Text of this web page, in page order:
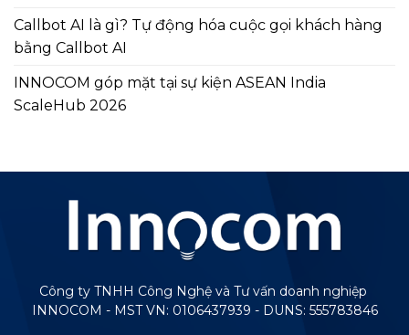
Callbot AI là gì? Tự động hóa cuộc gọi khách hàng
bằng Callbot AI
INNOCOM góp mặt tại sự kiện ASEAN India
ScaleHub 2026
Công ty TNHH Công Nghệ và Tư vấn doanh nghiệp
INNOCOM - MST VN: 0106437939 - DUNS: 555783846